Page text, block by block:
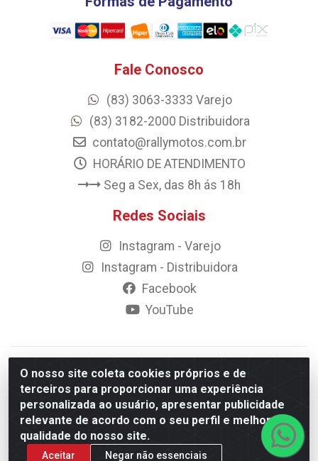
O nosso site coleta cookies próprios e de
terceiros para proporcionar uma experiência
personalizada ao usuário, apresentar publicidade
relevante de acordo com o seu perfil e melhorar a
qualidade do nosso site.
Aceitar Negar não essenciais
Fale Conosco
(83) 3063-3333 Varejo
(83) 3182-2000 Distribuidora
contato@rallymotos.com.br
HORÁRIO DE ATENDIMENTO
Seg a Sex, das 8h ás 18h
Redes Sociais
Instagram - Varejo
Instagram - Distribuidora
Facebook
YouTube
© 2023 Rally Motos - todos os direitos reservados.
Razão Social: Rally motos distribuidora, importadora e
transportadora de peças LTDA - CNPJ 09.262.859/0001-43 -
Rua Vigário Calixto 2900 - Catolé, Campina Grande/PB